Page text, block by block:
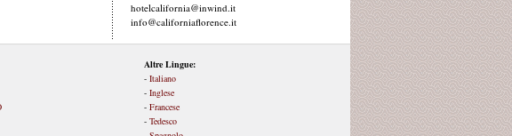
hotelcalifornia@inwind.it
info@californiaflorence.it
Altre Lingue:
- Italiano
- Inglese
- Francese
- Tedesco